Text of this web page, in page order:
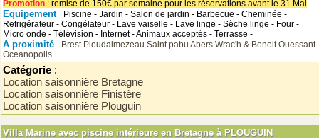
Promotion : remise de 150€ par semaine pour les réservations avant le 31 Mai
Equipement
Piscine - Jardin - Salon de jardin - Barbecue - Cheminée -
Refrigérateur - Congélateur - Lave vaiselle - Lave linge - Sèche linge - Four -
Micro onde - Télévision - Internet - Animaux acceptés - Terrasse -
A proximité Brest Ploudalmezeau Saint pabu Abers Wrac'h & BenoitOuessant
Oceanopolis
Catégorie :
Location saisonnière Bretagne
Location saisonnière Finistère
Location saisonnière Plouguin
Villa Marine avec piscine intérieure en Bretagne à PLOUGUIN